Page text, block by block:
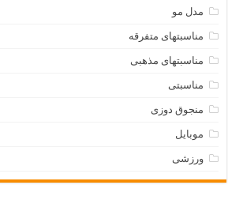
مدل مو
مناسبتهای متفرقه
مناسبتهای مذهبی
مناسبتی
منجوق دوزی
موبایل
ورزشی